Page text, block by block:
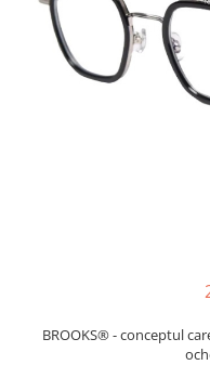
CERCEI
CEASURI DAMA
BROOKS® - conceptul